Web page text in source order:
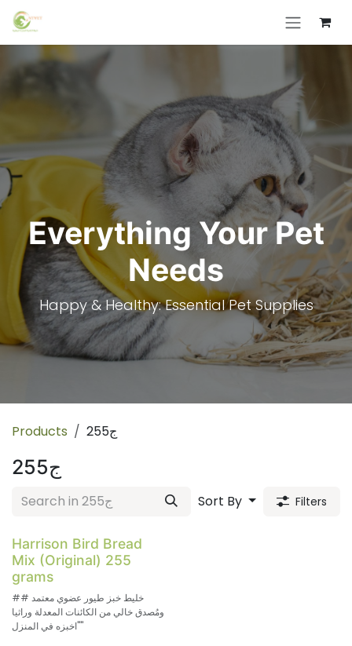
Skip to Content
Everything Your Pet
Needs
Happy & Healthy: Essential Pet Supplies
Products 255ج
255ج
Sort By Filters
Harrison Bird Bread
Mix (Original) 255
grams
## خليط خبز طيور عضوي معتمد
ومُصدق خالي من الكائنات المعدلة وراثيا
"اخبزه في المنزل"